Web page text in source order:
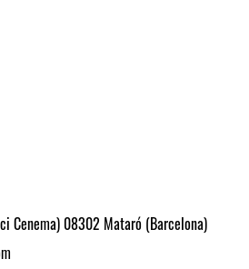
Cenema) 08302 Mataró (Barcelona)